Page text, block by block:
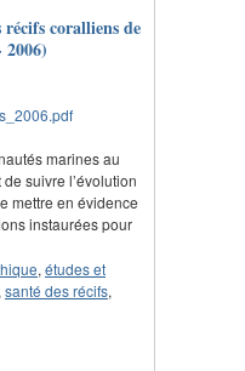
récifs coralliens de
2006)
marines au
suivre l’évolution
mettre en évidence
instaurées pour
, études et
santé des récifs,